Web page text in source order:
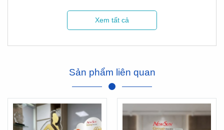
Chúng tôi chịu khó đầu tư máy móc, nhập khẩu nhiều loại
nguyên vật liệu để có thể làm ra những sản phẩm khó, yêu
Trước đây, từ 2021 về trước hầu như Khách hàng muốn
làm những sản phẩm này phải đặt từ nước ngoài rồi vận
Xem tất cả
Sản phẩm liên quan